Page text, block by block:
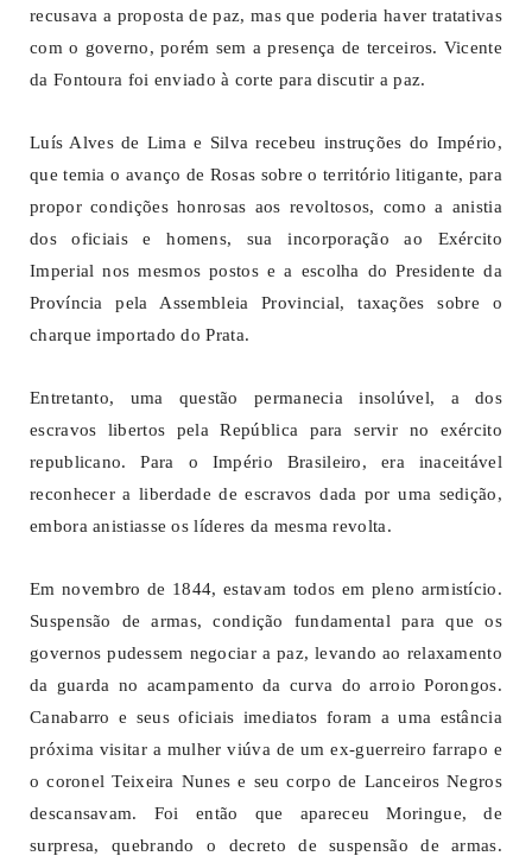
recusava a proposta de paz, mas que poderia haver tratativas
com o governo, porém sem a presença de terceiros. Vicente
da Fontoura foi enviado à corte para discutir a paz.
Luís Alves de Lima e Silva recebeu instruções do Império,
que temia o avanço de Rosas sobre o território litigante, para
propor condições honrosas aos revoltosos, como a anistia
dos oficiais e homens, sua incorporação ao Exército
Imperial nos mesmos postos e a escolha do Presidente da
Província pela Assembleia Provincial, taxações sobre o
charque importado do Prata.
Entretanto, uma questão permanecia insolúvel, a dos
escravos libertos pela República para servir no exército
republicano. Para o Império Brasileiro, era inaceitável
reconhecer a liberdade de escravos dada por uma sedição,
embora anistiasse os líderes da mesma revolta.
Em novembro de 1844, estavam todos em pleno armistício.
Suspensão de armas, condição fundamental para que os
governos pudessem negociar a paz, levando ao relaxamento
da guarda no acampamento da curva do arroio Porongos.
Canabarro e seus oficiais imediatos foram a uma estância
próxima visitar a mulher viúva de um ex-guerreiro farrapo e
o coronel Teixeira Nunes e seu corpo de Lanceiros Negros
descansavam. Foi então que apareceu Moringue, de
surpresa, quebrando o decreto de suspensão de armas.